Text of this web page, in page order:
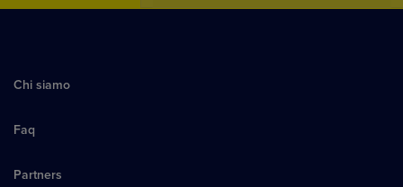
Chi siamo
Faq
Partners